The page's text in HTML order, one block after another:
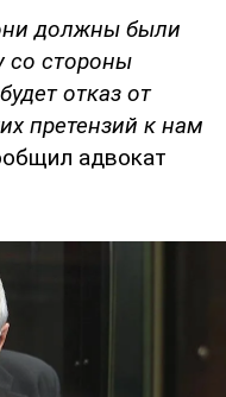
должны были
со стороны
отказ от
претензий к нам
адвокат